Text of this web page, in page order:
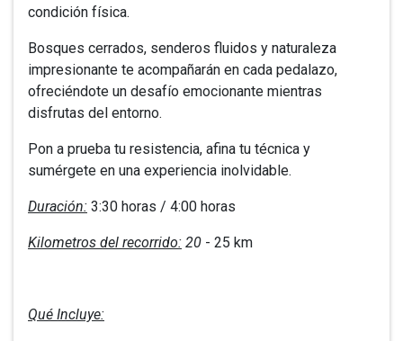
condición física.
Bosques cerrados, senderos fluidos y naturaleza
impresionante te acompañarán en cada pedalazo,
ofreciéndote un desafío emocionante mientras
disfrutas del entorno.
Pon a prueba tu resistencia, afina tu técnica y
sumérgete en una experiencia inolvidable.
Duración: 3:30 horas / 4:00 horas
Kilometros del recorrido: 20 - 25 km
Qué Incluye: